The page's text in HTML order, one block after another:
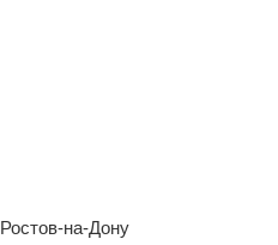
Ростов-на-Дону